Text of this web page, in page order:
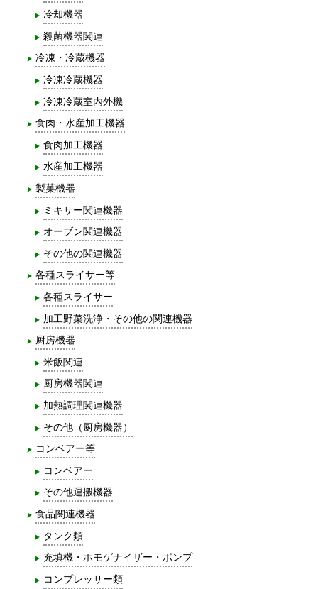
冷却機器
殺菌機器関連
冷凍・冷蔵機器
冷凍冷蔵機器
冷凍冷蔵室内外機
食肉・水産加工機器
食肉加工機器
水産加工機器
製菓機器
ミキサー関連機器
オーブン関連機器
その他の関連機器
各種スライサー等
各種スライサー
加工野菜洗浄・その他の関連機器
厨房機器
米飯関連
厨房機器関連
加熱調理関連機器
その他（厨房機器）
コンベアー等
コンベアー
その他運搬機器
食品関連機器
タンク類
充填機・ホモゲナイザー・ポンプ
コンプレッサー類